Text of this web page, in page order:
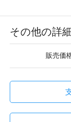
その他の詳
販売価